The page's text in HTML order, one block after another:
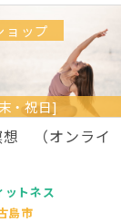
ョップ
・祝日]
想 （オンライ
ットネス
島市